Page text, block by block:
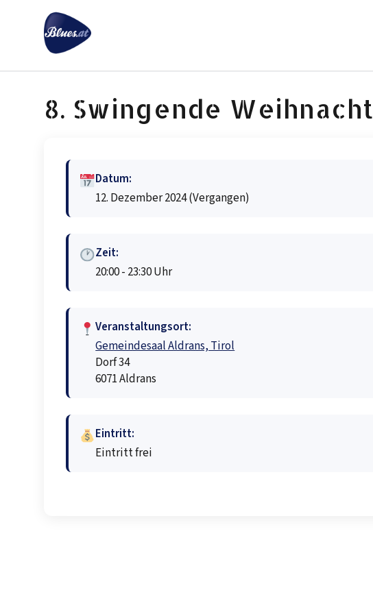
8. Swingende
Datum:
12. Dezember 2024(Vergangen)
Zeit:
20:00 - 23:30 Uhr
Veranstaltungsort:
Gemeindesaal Aldrans, Tirol
Dorf 34
6071 Aldrans
Eintritt:
Eintritt frei